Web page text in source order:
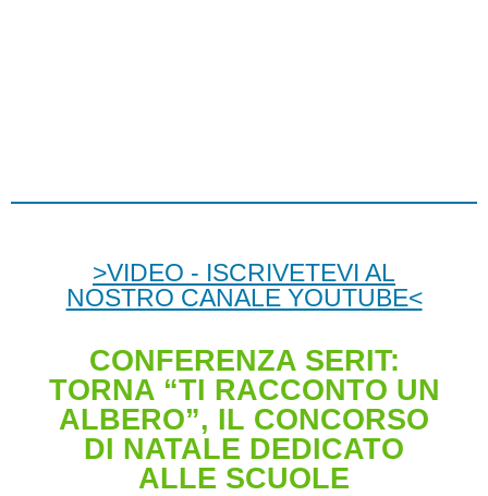
>VIDEO - ISCRIVETEVI AL
NOSTRO CANALE YOUTUBE<
CONFERENZA SERIT:
TORNA “TI RACCONTO UN
ALBERO”, IL CONCORSO
DI NATALE DEDICATO
ALLE SCUOLE